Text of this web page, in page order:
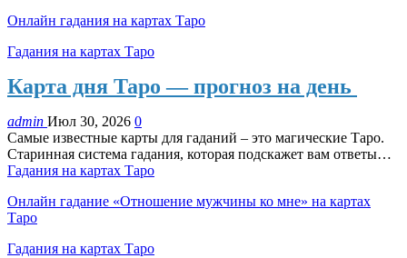
Онлайн гадания на картах Таро
Гадания на картах Таро
Карта дня Таро — прогноз на день
admin Июл 30, 2026 0
Самые известные карты для гаданий – это магические Таро.
Старинная система гадания, которая подскажет вам ответы…
Гадания на картах Таро
Онлайн гадание «Отношение мужчины ко мне» на картах
Таро
Гадания на картах Таро